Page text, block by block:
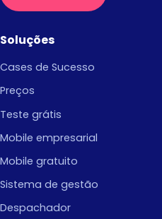
Soluções
Cases de Sucesso
Preços
Teste grátis
Mobile empresarial
Mobile gratuito
Sistema de gestão
Despachador